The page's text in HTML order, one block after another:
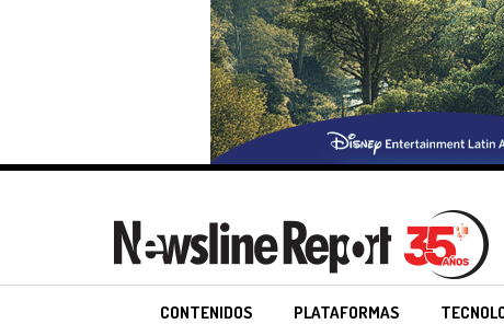
CONTENIDOS PLATAFORMAS